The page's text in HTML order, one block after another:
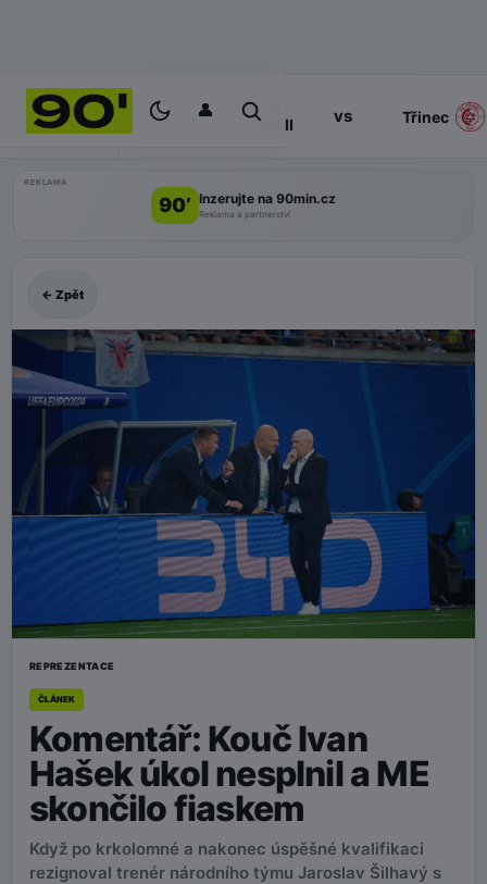
👤
PROGRAM 17:00
Slavia
Praha II
vs Třinec
REKLAMA
90’ Inzerujte na 90min.cz
Reklama a partnerství
← Zpět
REPREZENTACE
ČLÁNEK
Komentář: Kouč Ivan
Hašek úkol nesplnil a ME
skončilo fiaskem
Když po krkolomné a nakonec úspěšné kvalifikaci
rezignoval trenér národního týmu Jaroslav Šilhavý s